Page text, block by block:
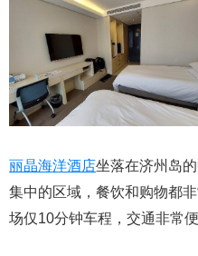
丽晶海洋酒店坐落在济州岛
集中的区域，餐饮和购物都
场仅10分钟车程，交通非常便